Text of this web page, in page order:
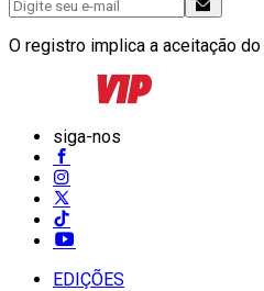
O registro implica a aceitação do
siga-nos
EDIÇÕES